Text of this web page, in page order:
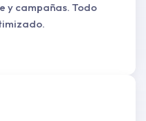
y campañas. Todo